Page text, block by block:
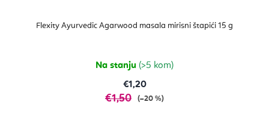
Flexity Ayurvedic Agarwood masala mirisni štapići 15 g
Na stanju (>5 kom)
€1,20
€1,50 (–20 %)